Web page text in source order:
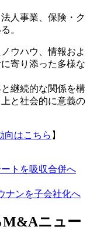
人事業、保険・ク
。
ウハウ、情報およ
寄り添った多様な
継続的な関係を構
と社会的に意義の
向はこちら 】
トを吸収合併へ
ナンを子会社化へ
M&Aニュー